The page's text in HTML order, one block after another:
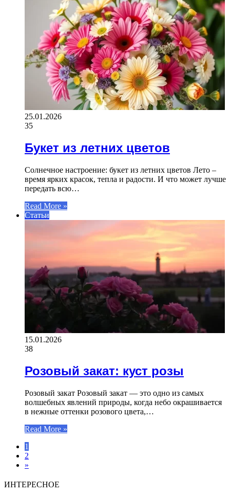
25.01.2026
35
Букет из летних цветов
Солнечное настроение: букет из летних цветов Лето –
время ярких красок, тепла и радости. И что может лучше
передать всю…
Read More »
Статьи
15.01.2026
38
Розовый закат: куст розы
Розовый закат Розовый закат — это одно из самых
волшебных явлений природы, когда небо окрашивается
в нежные оттенки розового цвета,…
Read More »
1
2
»
ИНТЕРЕСНОЕ